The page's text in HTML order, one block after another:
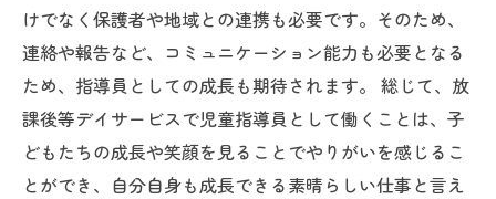
けでなく保護者や地域との連携も必要です。そのため、
連絡や報告など、コミュニケーション能力も必要となる
ため、指導員としての成長も期待されます。 総じて、放
課後等デイサービスで児童指導員として働くことは、子
どもたちの成長や笑顔を見ることでやりがいを感じるこ
とができ、自分自身も成長できる素晴らしい仕事と言え